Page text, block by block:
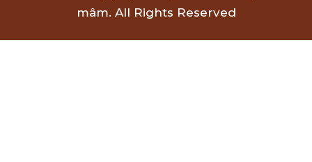
mâm. All Rights Reserved